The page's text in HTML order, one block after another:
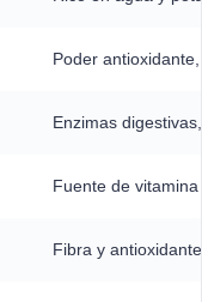
Poder
Enzimas
Fuente de
Fibra y